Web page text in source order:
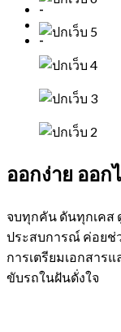
-
-
ออกง่าย ออ
จบทุกคัน ดันทุกเคส
ประสบการณ์ ค่อยช่
การเตรียมเอกสาร
ขับรถในฝันดั่งใจ